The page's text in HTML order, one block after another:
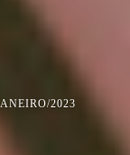
2023